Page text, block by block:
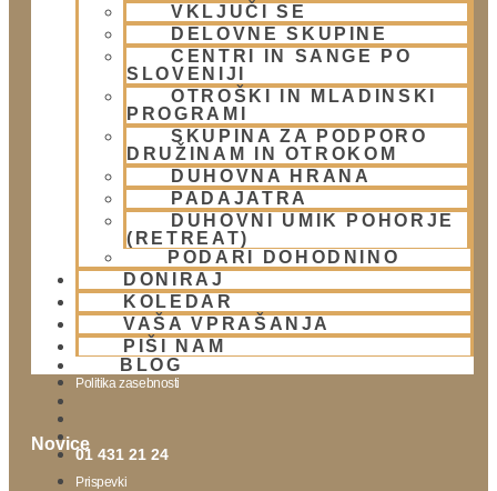
VKLJUČI SE
DELOVNE SKUPINE
CENTRI IN SANGE PO
SLOVENIJI
OTROŠKI IN MLADINSKI
PROGRAMI
SKUPINA ZA PODPORO
DRUŽINAM IN OTROKOM
DUHOVNA HRANA
PADAJATRA
DUHOVNI UMIK POHORJE
(RETREAT)
PODARI DOHODNINO
DONIRAJ
KOLEDAR
VAŠA VPRAŠANJA
PIŠI NAM
BLOG
01 431 21 24
Klikni gumb spodaj.
Doniraj
Obišči nas
Lokacija
Urnik templja
Nedeljsko srečanje
Parkiranje
Politika zasebnosti
Novice
Prispevki